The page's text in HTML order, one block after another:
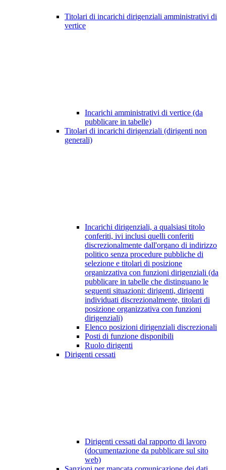
Titolari di incarichi dirigenziali amministrativi di
vertice
Incarichi amministrativi di vertice (da
pubblicare in tabelle)
Titolari di incarichi dirigenziali (dirigenti non
generali)
Incarichi dirigenziali, a qualsiasi titolo
conferiti, ivi inclusi quelli conferiti
discrezionalmente dall'organo di indirizzo
politico senza procedure pubbliche di
selezione e titolari di posizione
organizzativa con funzioni dirigenziali (da
pubblicare in tabelle che distinguano le
seguenti situazioni: dirigenti, dirigenti
individuati discrezionalmente, titolari di
posizione organizzativa con funzioni
dirigenziali)
Elenco posizioni dirigenziali discrezionali
Posti di funzione disponibili
Ruolo dirigenti
Dirigenti cessati
Dirigenti cessati dal rapporto di lavoro
(documentazione da pubblicare sul sito
web)